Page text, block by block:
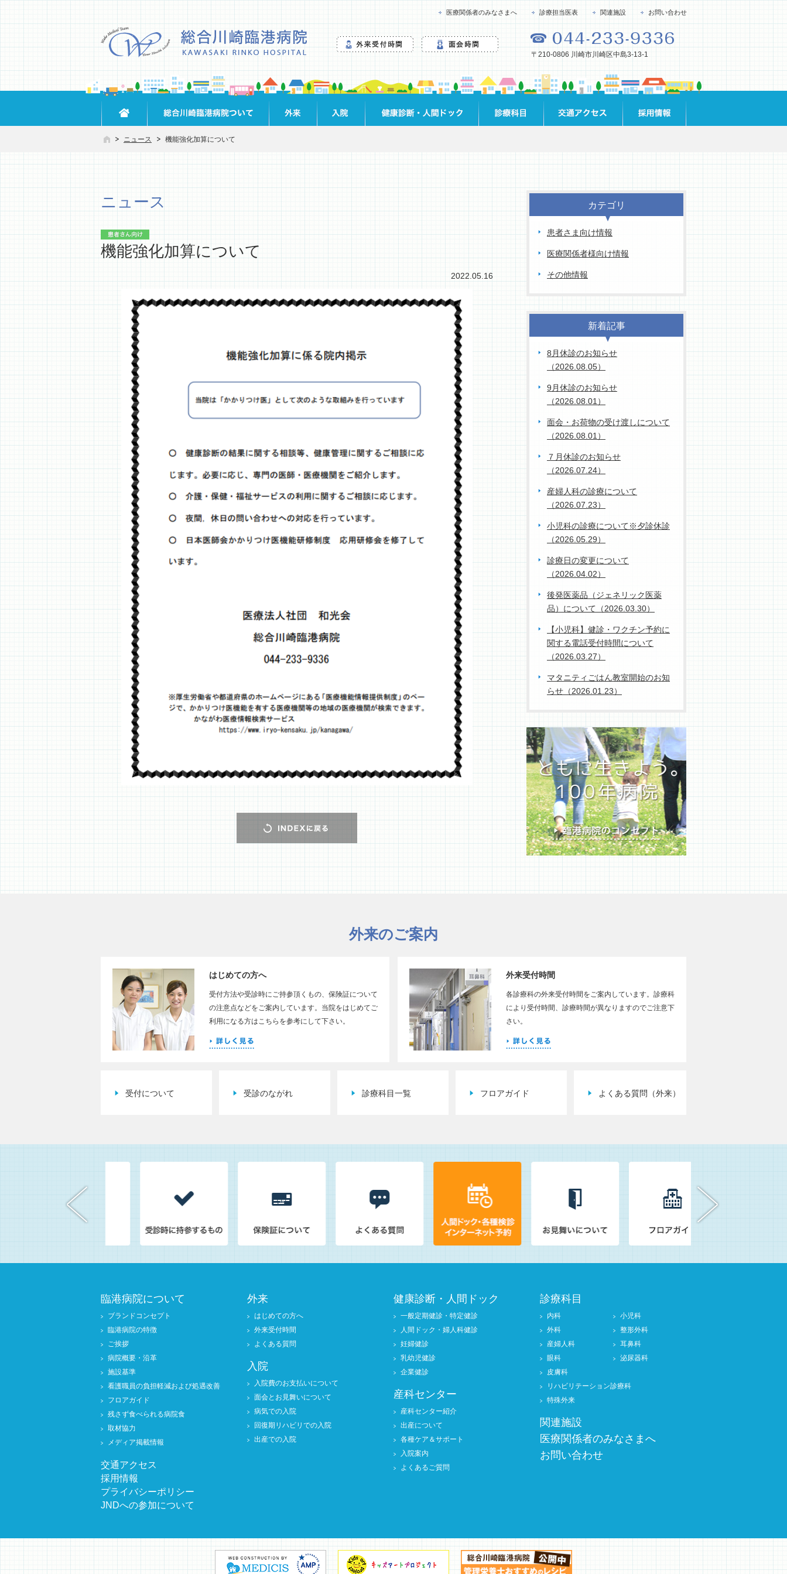
〒210-0806 川崎市川崎区中島3-13-1
医療関係者のみなさまへ 診療担当医表 関連施設 お問い合わせ
ニュース 機能強化加算について
ニュース
機能強化加算について
2022.05.16
カテゴリ
患者さま向け情報
医療関係者様向け情報
その他情報
新着記事
8月休診のお知らせ
（2026.08.05）
9月休診のお知らせ
（2026.08.01）
面会・お荷物の受け渡しについて
（2026.08.01）
７月休診のお知らせ
（2026.07.24）
産婦人科の診療について
（2026.07.23）
小児科の診療について※夕診休診
（2026.05.29）
診療日の変更について
（2026.04.02）
後発医薬品（ジェネリック医薬
品）について（2026.03.30）
【小児科】健診・ワクチン予約に
関する電話受付時間について
（2026.03.27）
マタニティごはん教室開始のお知
らせ（2026.01.23）
外来のご案内
はじめての方へ
受付方法や受診時にご持参頂くもの、保険証について
の注意点などをご案内しています。当院をはじめてご
利用になる方はこちらを参考にして下さい。
外来受付時間
各診療科の外来受付時間をご案内しています。診療科
により受付時間、診療時間が異なりますのでご注意下
さい。
受付について 受診のながれ 診療科目一覧 フロアガイド よくある質問（外来）
臨港病院について
ブランドコンセプト
臨港病院の特徴
ご挨拶
病院概要・沿革
施設基準
看護職員の負担軽減および処遇改善
フロアガイド
残さず食べられる病院食
取材協力
メディア掲載情報
交通アクセス
採用情報
プライバシーポリシー
JNDへの参加について
外来
はじめての方へ
外来受付時間
よくある質問
入院
入院費のお支払いについて
面会とお見舞いについて
病気での入院
回復期リハビリでの入院
出産での入院
健康診断・人間ドック
一般定期健診・特定健診
人間ドック・婦人科健診
妊婦健診
乳幼児健診
企業健診
産科センター
産科センター紹介
出産について
各種ケア＆サポート
入院案内
よくあるご質問
診療科目
内科
小児科
外科
整形外科
産婦人科
耳鼻科
眼科
泌尿器科
皮膚科
リハビリテーション診療科
特殊外来
関連施設
医療関係者のみなさまへ
お問い合わせ